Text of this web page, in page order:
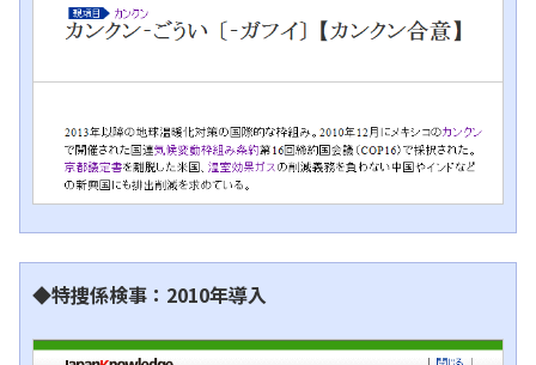
◆特捜係検事：2010年導入